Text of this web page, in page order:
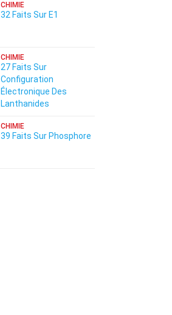
CHIMIE
32 Faits Sur E1
CHIMIE
27 Faits Sur
Configuration
Électronique Des
Lanthanides
CHIMIE
39 Faits Sur Phosphore